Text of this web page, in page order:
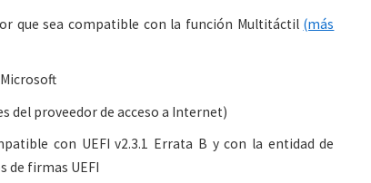
que sea compatible con la función Multitáctil (más
del proveedor de acceso a Internet)
con UEFI v2.3.1 Errata B y con la entidad de
de firmas UEFI